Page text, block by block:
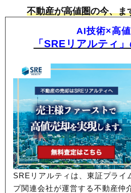
不動産が高値圏の今、ま
AI技術×高
「SREリアルティ
SREリアルティは、東証プライ
プ関連会社が運営する不動産仲